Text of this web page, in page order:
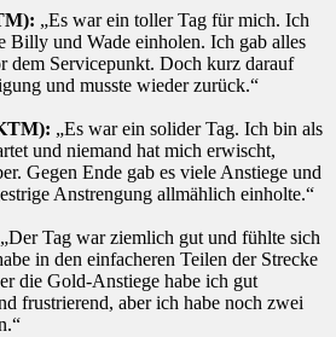
„Es war ein toller Tag für mich. Ich
Billy und Wade einholen. Ich gab alles
dem Servicepunkt. Doch kurz darauf
und musste wieder zurück.“
„Es war ein solider Tag. Ich bin als
und niemand hat mich erwischt,
Gegen Ende gab es viele Anstiege und
Anstrengung allmählich einholte.“
„Der Tag war ziemlich gut und fühlte sich
in den einfacheren Teilen der Strecke
die Gold-Anstiege habe ich gut
frustrierend, aber ich habe noch zwei